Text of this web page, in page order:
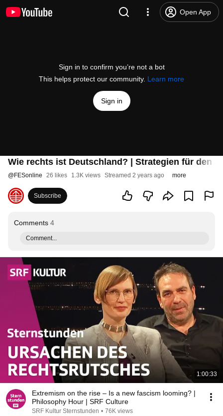
Open App
Sign in to confirm you’re not a bot
This helps protect our community. Learn more
Sign in
Wie rechts ist Deutschland? | Strategien für den
@FESonline 26 likes 1.3K views Streamed 2 years ago more
Subscribe
Comments 4
Comment...
1:00:33
Extremism on the rise – Is a new fascism looming? |
Philosophy Hour | SRF Culture
SRF Kultur Sternstunden • 76K views